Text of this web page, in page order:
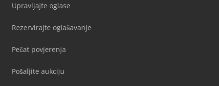
Upravljajte oglase
Rezervirajte oglašavanje
Pečat povjerenja
Pošaljite aukciju